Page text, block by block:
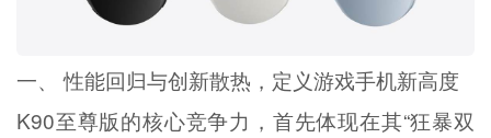
一、 性能回归与创新散热，定义游戏手机新高度
K90至尊版的核心竞争力，首先体现在其“狂暴双